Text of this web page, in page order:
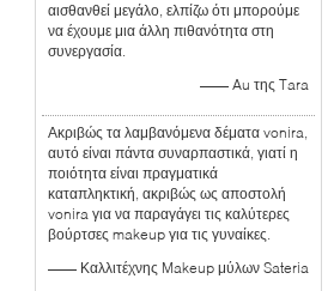
αισθανθεί μεγάλο, ελπίζω ότι μπορούμε
να έχουμε μια άλλη πιθανότητα στη
συνεργασία.
—— Au της Tara
Ακριβώς τα λαμβανόμενα δέματα vonira,
αυτό είναι πάντα συναρπαστικά, γιατί η
ποιότητα είναι πραγματικά
καταπληκτική, ακριβώς ως αποστολή
vonira για να παραγάγει τις καλύτερες
βούρτσες makeup για τις γυναίκες.
—— Καλλιτέχνης Makeup μύλων Sateria